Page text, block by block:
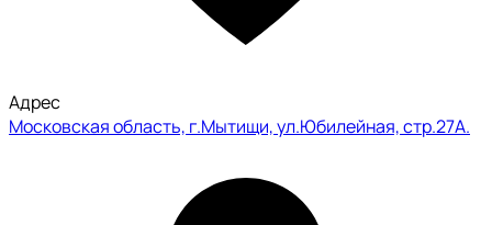
Адрес
Московская область, г.Мытищи, ул.Юбилейная, стр.27А.